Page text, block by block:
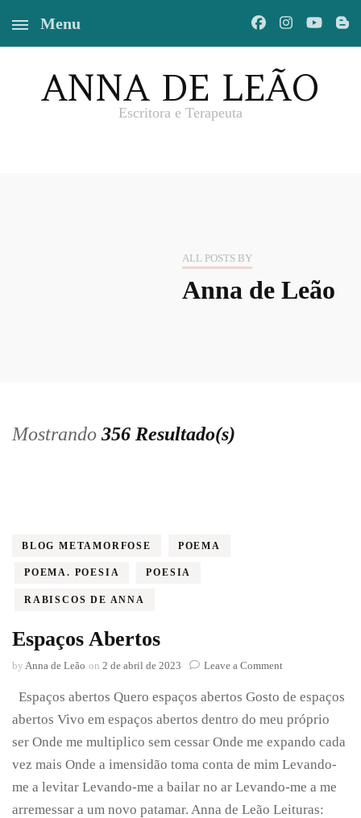
Menu
ANNA DE LEÃO
Escritora e Terapeuta
ALL POSTS BY
Anna de Leão
Mostrando 356 Resultado(s)
BLOG METAMORFOSE POEMA
POEMA. POESIA POESIA
RABISCOS DE ANNA
Espaços Abertos
by Anna de Leão on 2 de abril de 2023 Leave a Commenton
Abertos
Espaços abertos Quero espaços abertos Gosto de espaços
abertos Vivo em espaços abertos dentro do meu próprio
ser Onde me multiplico sem cessar Onde me expando cada
vez mais Onde a imensidão toma conta de mim Levando-
me a levitar Levando-me a bailar no ar Levando-me a me
arremessar a um novo patamar. Anna de Leão Leituras: